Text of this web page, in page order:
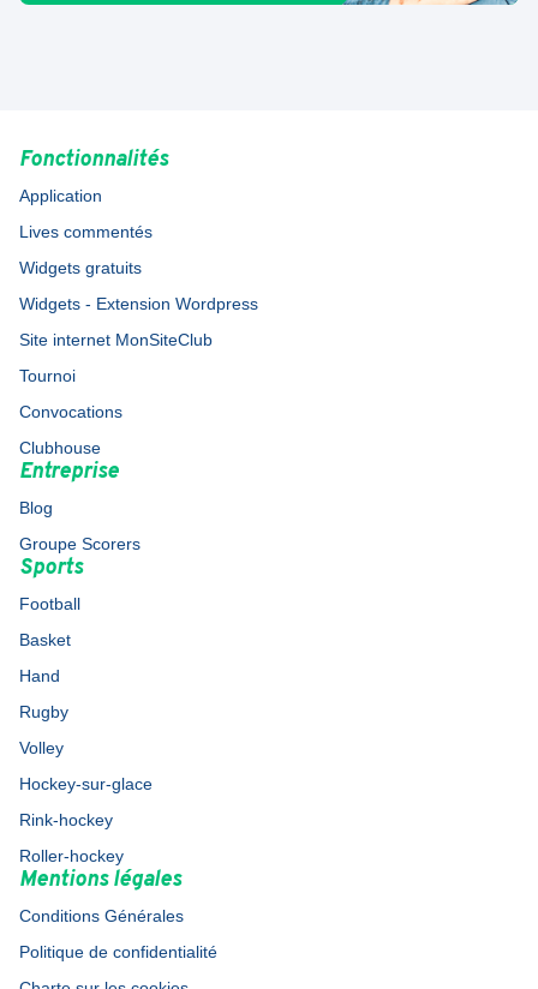
Fonctionnalités
Application
Lives commentés
Widgets gratuits
Widgets - Extension Wordpress
Site internet MonSiteClub
Tournoi
Convocations
Clubhouse
Entreprise
Blog
Groupe Scorers
Sports
Football
Basket
Hand
Rugby
Volley
Hockey-sur-glace
Rink-hockey
Roller-hockey
Mentions légales
Conditions Générales
Politique de confidentialité